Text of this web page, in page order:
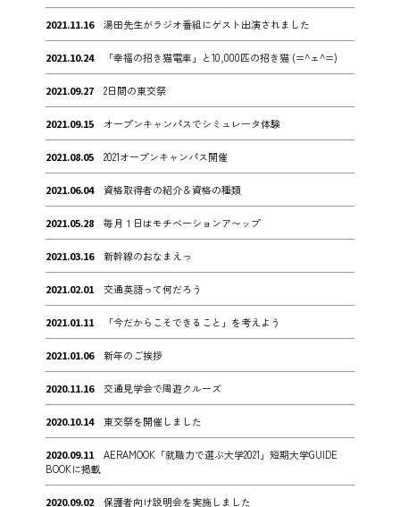
2021.11.16 湯田先生がラジオ番組にゲスト出演されました
2021.10.24 「幸福の招き猫電車」と10,000匹の招き猫 (=^ェ^=)
2021.09.27 2日間の東交祭
2021.09.15 オープンキャンパスでシミュレータ体験
2021.08.05 2021オープンキャンパス開催
2021.06.04 資格取得者の紹介＆資格の種類
2021.05.28 毎月１日はモチベーションア〜ップ
2021.03.16 新幹線のおなまえっ
2021.02.01 交通英語って何だろう
2021.01.11 「今だからこそできること」を考えよう
2021.01.06 新年のご挨拶
2020.11.16 交通見学会で周遊クルーズ
2020.10.14 東交祭を開催しました
2020.09.11
AERAMOOK「就職力で選ぶ大学2021」短期大学GUIDE
BOOKに掲載
2020.09.02 保護者向け説明会を実施しました